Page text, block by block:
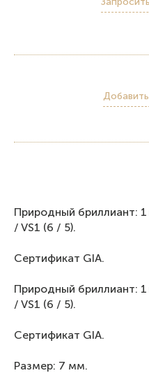
Природный бриллиант: 1
/ VS1 (6 / 5).
Сертификат GIA.
Природный бриллиант: 1
/ VS1 (6 / 5).
Сертификат GIA.
Размер: 7 мм.